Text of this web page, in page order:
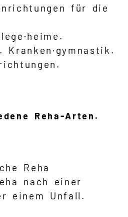
für die
Kranken·gymnastik.
Reha-Arten.
Reha
nach einer
einem Unfall.